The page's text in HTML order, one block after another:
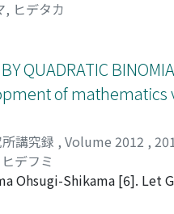
, ヒデタカ
QUADRATIC
of
講究録 , Volume 2012 ,
デフミ
Ohsugi-Shikama [6]. Let
paper, we study finite